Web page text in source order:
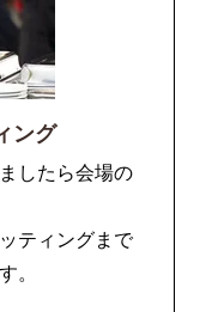
ング
したら会場の
ティングまで
。